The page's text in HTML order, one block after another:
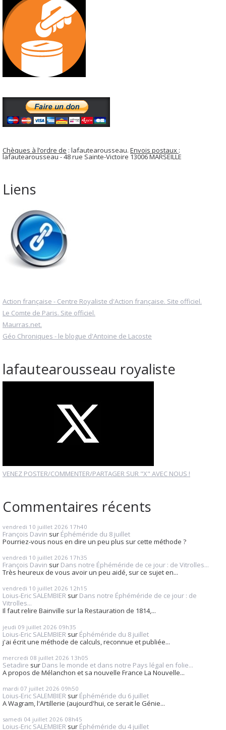
Chèques à l’ordre de : lafautearousseau. Envois postaux :
lafautearousseau - 48 rue Sainte-Victoire 13006 MARSEILLE
Liens
Action française - Centre Royaliste d'Action française. Site officiel.
Le Comte de Paris. Site officiel.
Maurras.net.
Géo Chroniques - le blogue d'Antoine de Lacoste
lafautearousseau royaliste
VENEZ POSTER/COMMENTER/PARTAGER SUR "X" AVEC NOUS !
Commentaires récents
vendredi 10 juillet 2026 17h40
François Davin sur Éphéméride du 8 juillet
Pourriez-vous nous en dire un peu plus sur cette méthode ?
vendredi 10 juillet 2026 17h35
François Davin sur Dans notre Éphéméride de ce jour : de Vitrolles...
Très heureux de vous avoir un peu aidé, sur ce sujet en...
vendredi 10 juillet 2026 12h15
Loius-Eric SALEMBIER sur Dans notre Éphéméride de ce jour : de
Vitrolles...
Il faut relire Bainville sur la Restauration de 1814,...
jeudi 09 juillet 2026 09h35
Loius-Eric SALEMBIER sur Éphéméride du 8 juillet
j'ai écrit une méthode de calculs, reconnue et publiée...
mercredi 08 juillet 2026 13h05
Setadire sur Dans le monde et dans notre Pays légal en folie...
A propos de Mélanchon et sa nouvelle France La Nouvelle...
mardi 07 juillet 2026 09h50
Loius-Eric SALEMBIER sur Éphéméride du 6 juillet
A Wagram, l'Artillerie (aujourd'hui, ce serait le Génie...
samedi 04 juillet 2026 08h45
Loius-Eric SALEMBIER sur Éphéméride du 4 juillet